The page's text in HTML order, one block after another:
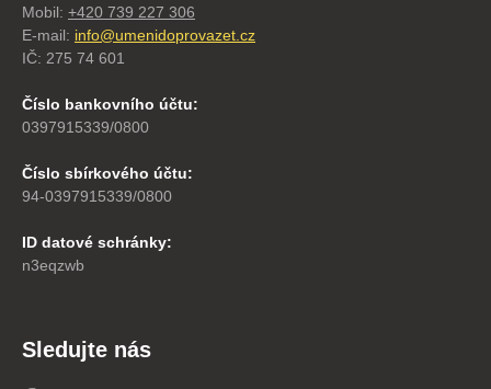
Mobil: +420 739 227 306
E-mail: info@umenidoprovazet.cz
IČ: 275 74 601
Číslo bankovního účtu:
0397915339/0800
Číslo sbírkového účtu:
94-0397915339/0800
ID datové schránky:
n3eqzwb
Sledujte nás